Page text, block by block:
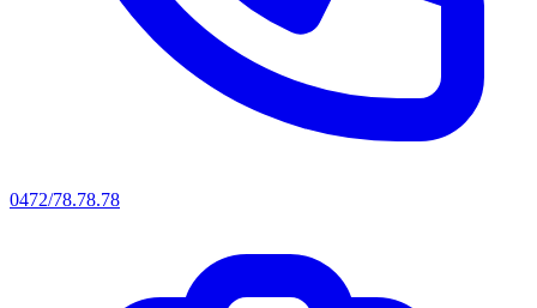
0472/78.78.78